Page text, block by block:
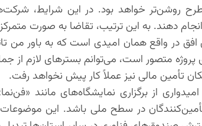
روشن‌تر خواهد بود. در این شرایط،
دهند. به این ترتیب، تقاضا به صورت
افق در واقع همان امیدی است که به باور من
پروژه متصور است، می‌توانم بسترهای لازم از
تأمین مالی نیز عملاً کار پیش نخواهد رفت.
امیدواری از برگزاری نمایشگاه‌های مانند
در سطح ملی باشد. این